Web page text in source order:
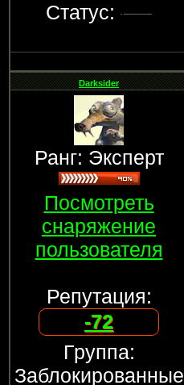
Статус:
Darksider
Ранг: Эксперт
Посмотреть
снаряжение
пользователя
Репутация:
-72
Группа:
Заблокированные